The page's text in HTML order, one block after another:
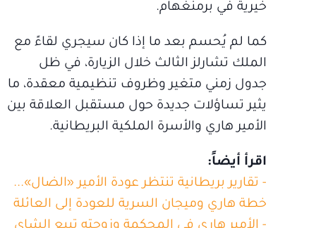
خيرية في برمنغهام.
كما لم يُحسم بعد ما إذا كان سيجري لقاءً مع
الملك تشارلز الثالث خلال الزيارة، في ظل
جدول زمني متغير وظروف تنظيمية معقدة، ما
يثير تساؤلات جديدة حول مستقبل العلاقة بين
الأمير هاري والأسرة الملكية البريطانية.
اقرأ أيضاً:
- تقارير بريطانية تنتظر عودة الأمير «الضال»...
خطة هاري وميجان السرية للعودة إلى العائلة